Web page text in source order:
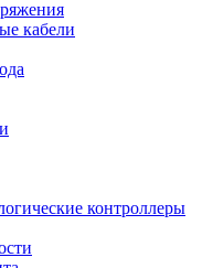
кабели
контроллеры